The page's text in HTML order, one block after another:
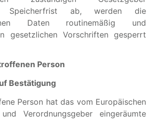
Speicherfrist ab, werden die
Daten routinemäßig und
gesetzlichen Vorschriften gesperrt
Person
Bestätigung
Person hat das vom Europäischen
Verordnungsgeber eingeräumte